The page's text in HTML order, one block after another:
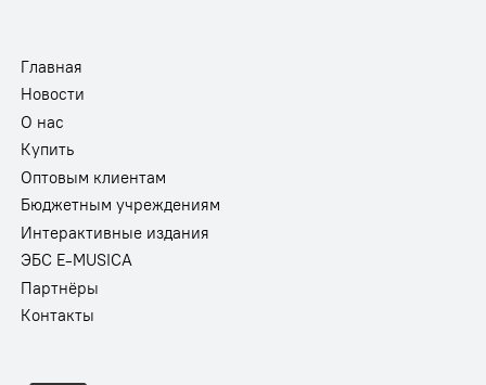
Главная
Новости
О нас
Купить
Оптовым клиентам
Бюджетным учреждениям
Интерактивные издания
ЭБС E-MUSICA
Партнёры
Контакты